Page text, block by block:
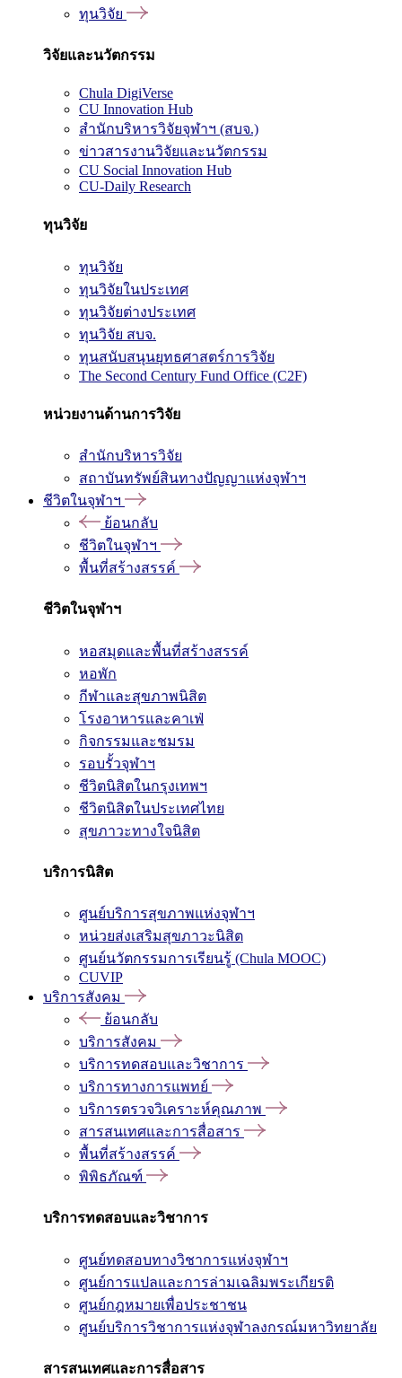
ทุนวิจัย
วิจัยและนวัตกรรม
Chula DigiVerse
CU Innovation Hub
สำนักบริหารวิจัยจุฬาฯ (สบจ.)
ข่าวสารงานวิจัยและนวัตกรรม
CU Social Innovation Hub
CU-Daily Research
ทุนวิจัย
ทุนวิจัย
ทุนวิจัยในประเทศ
ทุนวิจัยต่างประเทศ
ทุนวิจัย สบจ.
ทุนสนับสนุนยุทธศาสตร์การวิจัย
The Second Century Fund Office (C2F)
หน่วยงานด้านการวิจัย
สำนักบริหารวิจัย
สถาบันทรัพย์สินทางปัญญาแห่งจุฬาฯ
ชีวิตในจุฬาฯ
ย้อนกลับ
ชีวิตในจุฬาฯ
พื้นที่สร้างสรรค์
ชีวิตในจุฬาฯ
หอสมุดและพื้นที่สร้างสรรค์
หอพัก
กีฬาและสุขภาพนิสิต
โรงอาหารและคาเฟ่
กิจกรรมและชมรม
รอบรั้วจุฬาฯ
ชีวิตนิสิตในกรุงเทพฯ
ชีวิตนิสิตในประเทศไทย
สุขภาวะทางใจนิสิต
บริการนิสิต
ศูนย์บริการสุขภาพแห่งจุฬาฯ
หน่วยส่งเสริมสุขภาวะนิสิต
ศูนย์นวัตกรรมการเรียนรู้ (Chula MOOC)
CUVIP
บริการสังคม
ย้อนกลับ
บริการสังคม
บริการทดสอบและวิชาการ
บริการทางการแพทย์
บริการตรวจวิเคราะห์คุณภาพ
สารสนเทศและการสื่อสาร
พื้นที่สร้างสรรค์
พิพิธภัณฑ์
บริการทดสอบและวิชาการ
ศูนย์ทดสอบทางวิชาการแห่งจุฬาฯ
ศูนย์การแปลและการล่ามเฉลิมพระเกียรติ
ศูนย์กฎหมายเพื่อประชาชน
ศูนย์บริการวิชาการแห่งจุฬาลงกรณ์มหาวิทยาลัย
สารสนเทศและการสื่อสาร